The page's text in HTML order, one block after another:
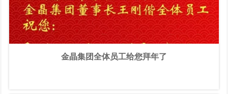
金晶集团全体员工给您拜年了